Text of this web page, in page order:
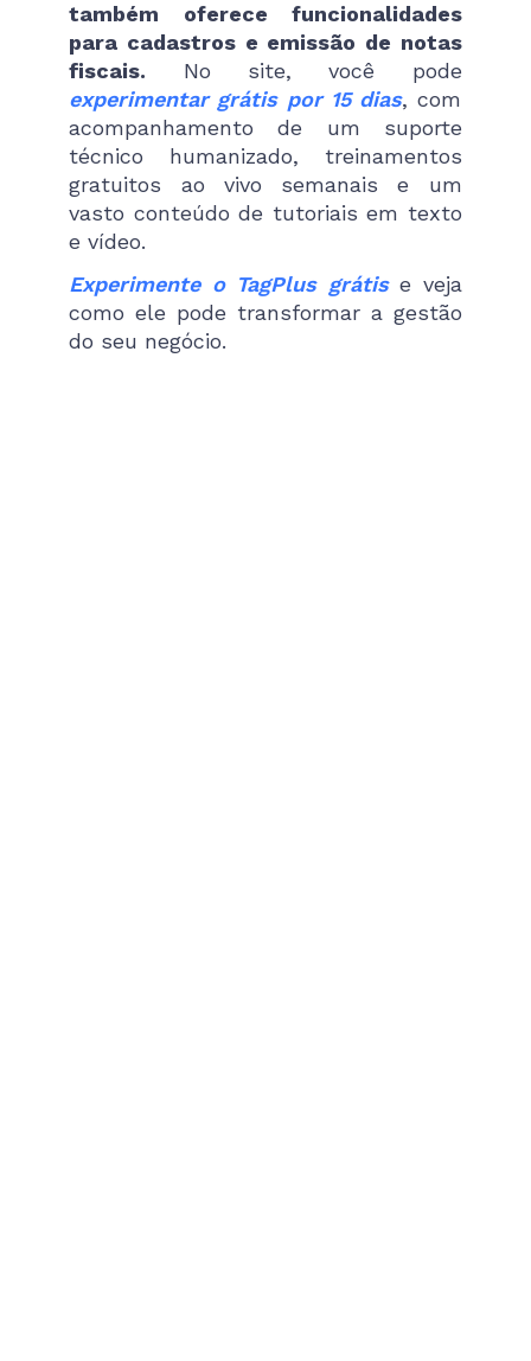
também oferece funcionalidades
para cadastros e emissão de notas
fiscais. No site, você pode
experimentar grátis por 15 dias, com
acompanhamento de um suporte
técnico humanizado, treinamentos
gratuitos ao vivo semanais e um
vasto conteúdo de tutoriais em texto
e vídeo.
Experimente o TagPlus grátise veja
como ele pode transformar a gestão
do seu negócio.